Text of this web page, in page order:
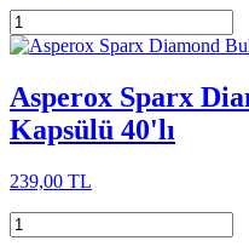
Asperox Sparx
Kapsülü 40'lı
239,00 TL